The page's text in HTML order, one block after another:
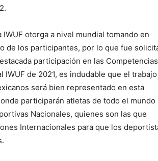
otorga a nivel mundial tomando en
de los participantes, por lo que fue
participación en las Competencias
de 2021, es indudable que el
será bien representado en esta
participarán atletas de todo el mundo
Nacionales, quienes son las que
Internacionales para que los